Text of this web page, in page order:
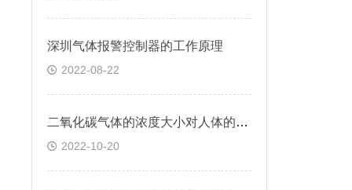
深圳气体报警控制器的工作原理
2022-08-22
二氧化碳气体的浓度大小对人体的危害介绍
2022-10-20